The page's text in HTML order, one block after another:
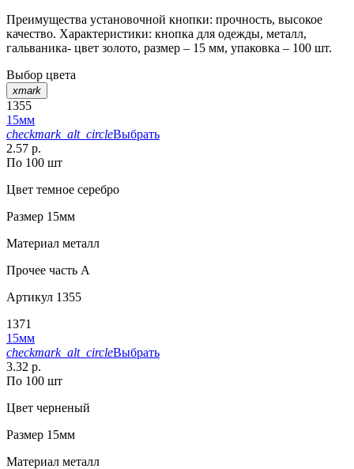
Преимущества установочной кнопки: прочность, высокое
качество. Характеристики: кнопка для одежды, металл,
гальваника- цвет золото, размер – 15 мм, упаковка – 100 шт.
Выбор цвета
xmark
1355
15мм
checkmark_alt_circleВыбрать
2.57 р.
По 100 шт
Цвет темное серебро
Размер 15мм
Материал металл
Прочее часть A
Артикул 1355
1371
15мм
checkmark_alt_circleВыбрать
3.32 р.
По 100 шт
Цвет черненый
Размер 15мм
Материал металл